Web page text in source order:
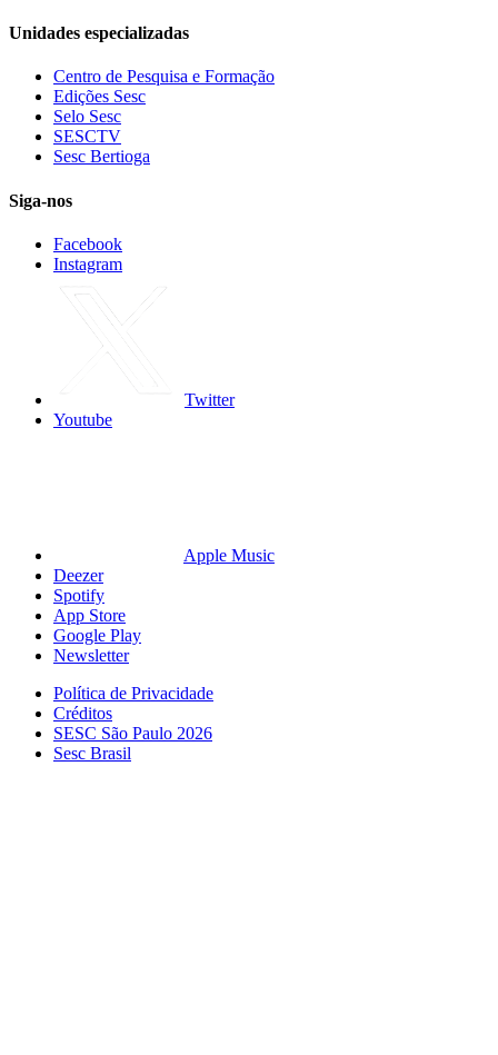
Unidades especializadas
Centro de Pesquisa e Formação
Edições Sesc
Selo Sesc
SESCTV
Sesc Bertioga
Siga-nos
Facebook
Instagram
Twitter
Youtube
Apple Music
Deezer
Spotify
App Store
Google Play
Newsletter
Política de Privacidade
Créditos
SESC São Paulo 2026
Sesc Brasil